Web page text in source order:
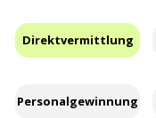
Direktvermittlung
Personalgewinnung